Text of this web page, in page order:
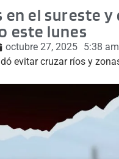
el sureste
este lunes
octubre 27, 2025 5:38 am
evitar cruzar ríos y